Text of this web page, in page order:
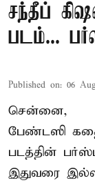
சந்தீப்
படம்...
Published on: 06
சென்னை,
பேண்டஸி
படத்தின்
இதுவரை